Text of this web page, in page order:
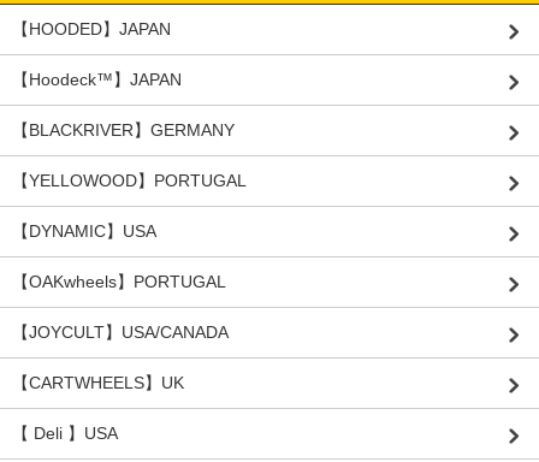
【HOODED】JAPAN
【Hoodeck™️】JAPAN
【BLACKRIVER】GERMANY
【YELLOWOOD】PORTUGAL
【DYNAMIC】USA
【OAKwheels】PORTUGAL
【JOYCULT】USA/CANADA
【CARTWHEELS】UK
【 Deli 】USA